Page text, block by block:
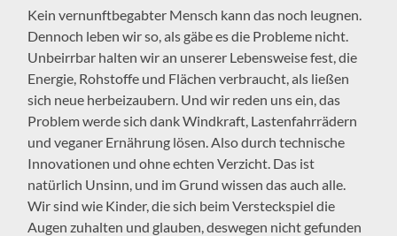
Kein vernunftbegabter Mensch kann das noch leugnen.
Dennoch leben wir so, als gäbe es die Probleme nicht.
Unbeirrbar halten wir an unserer Lebensweise fest, die
Energie, Rohstoffe und Flächen verbraucht, als ließen
sich neue herbeizaubern. Und wir reden uns ein, das
Problem werde sich dank Windkraft, Lastenfahrrädern
und veganer Ernährung lösen. Also durch technische
Innovationen und ohne echten Verzicht. Das ist
natürlich Unsinn, und im Grund wissen das auch alle.
Wir sind wie Kinder, die sich beim Versteckspiel die
Augen zuhalten und glauben, deswegen nicht gefunden